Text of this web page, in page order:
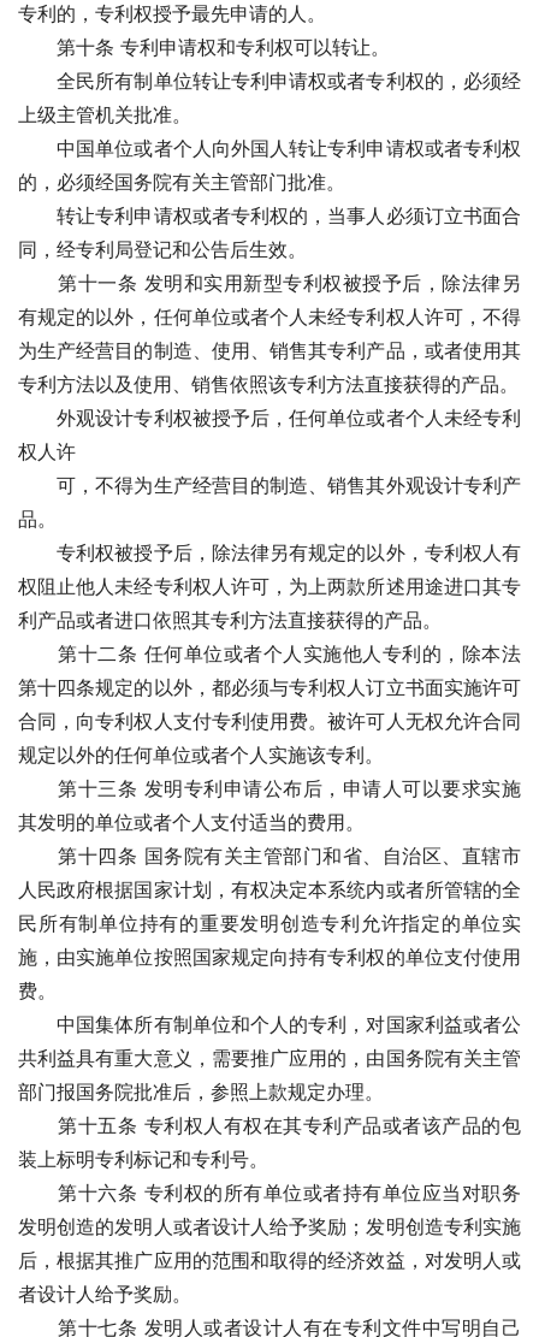
专利的，专利权授予最先申请的人。
第十条 专利申请权和专利权可以转让。
全民所有制单位转让专利申请权或者专利权的，必须经
上级主管机关批准。
中国单位或者个人向外国人转让专利申请权或者专利权
的，必须经国务院有关主管部门批准。
转让专利申请权或者专利权的，当事人必须订立书面合
同，经专利局登记和公告后生效。
第十一条 发明和实用新型专利权被授予后，除法律另
有规定的以外，任何单位或者个人未经专利权人许可，不得
为生产经营目的制造、使用、销售其专利产品，或者使用其
专利方法以及使用、销售依照该专利方法直接获得的产品。
外观设计专利权被授予后，任何单位或者个人未经专利
权人许
可，不得为生产经营目的制造、销售其外观设计专利产
品。
专利权被授予后，除法律另有规定的以外，专利权人有
权阻止他人未经专利权人许可，为上两款所述用途进口其专
利产品或者进口依照其专利方法直接获得的产品。
第十二条 任何单位或者个人实施他人专利的，除本法
第十四条规定的以外，都必须与专利权人订立书面实施许可
合同，向专利权人支付专利使用费。被许可人无权允许合同
规定以外的任何单位或者个人实施该专利。
第十三条 发明专利申请公布后，申请人可以要求实施
其发明的单位或者个人支付适当的费用。
第十四条 国务院有关主管部门和省、自治区、直辖市
人民政府根据国家计划，有权决定本系统内或者所管辖的全
民所有制单位持有的重要发明创造专利允许指定的单位实
施，由实施单位按照国家规定向持有专利权的单位支付使用
费。
中国集体所有制单位和个人的专利，对国家利益或者公
共利益具有重大意义，需要推广应用的，由国务院有关主管
部门报国务院批准后，参照上款规定办理。
第十五条 专利权人有权在其专利产品或者该产品的包
装上标明专利标记和专利号。
第十六条 专利权的所有单位或者持有单位应当对职务
发明创造的发明人或者设计人给予奖励；发明创造专利实施
后，根据其推广应用的范围和取得的经济效益，对发明人或
者设计人给予奖励。
第十七条 发明人或者设计人有在专利文件中写明自己